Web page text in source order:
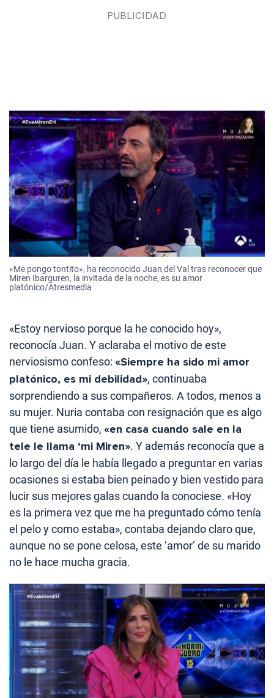
«Me pongo tontito», ha reconocido Juan del Val tras reconocer que
Miren Ibarguren, la invitada de la noche, es su amor
platónico/Atresmedia
«Estoy nervioso porque la he conocido hoy»,
reconocía Juan. Y aclaraba el motivo de este
nerviosismo confeso: «Siempre ha sido mi amor
platónico, es mi debilidad», continuaba
sorprendiendo a sus compañeros. A todos, menos a
su mujer. Nuria contaba con resignación que es algo
que tiene asumido, «en casa cuando sale en la
tele le llama ‘mi Miren». Y además reconocía que a
lo largo del día le había llegado a preguntar en varias
ocasiones si estaba bien peinado y bien vestido para
lucir sus mejores galas cuando la conociese. «Hoy
es la primera vez que me ha preguntado cómo tenía
el pelo y como estaba», contaba dejando claro que,
aunque no se pone celosa, este ‘amor’ de su marido
no le hace mucha gracia.